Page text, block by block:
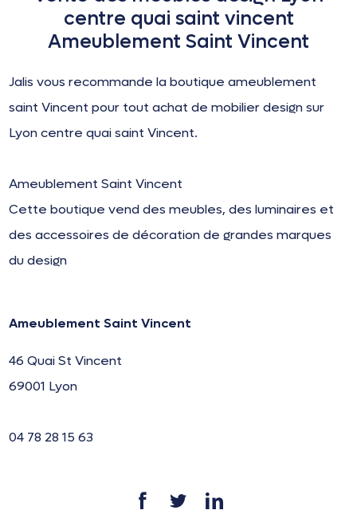
centre quai saint vincent
Ameublement Saint Vincent
Jalis vous recommande la boutique ameublement
saint Vincent pour tout achat de mobilier design sur
Lyon centre quai saint Vincent.
Ameublement Saint Vincent
Cette boutique vend des meubles, des luminaires et
des accessoires de décoration de grandes marques
du design
Ameublement Saint Vincent
46 Quai St Vincent
69001 Lyon
04 78 28 15 63